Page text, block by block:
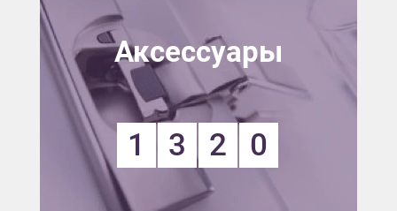
Аксессуары
1 3 2 0